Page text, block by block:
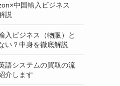
中国輸入ビジネス
説
入ビジネス（物販）と
い？中身を徹底解説
語システムの買取の流
介します